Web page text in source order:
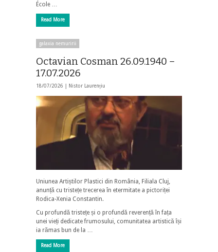
École …
Read More
galaxia nemuririi
Octavian Cosman 26.09.1940 –
17.07.2026
18/07/2026 | Nistor Laurențiu
Uniunea Artiștilor Plastici din România, Filiala Cluj,
anunță cu tristețe trecerea în etermitate a pictoriței
Rodica-Xenia Constantin.
Cu profundă tristețe și o profundă reverență în fața
unei vieți dedicate frumosului, comunitatea artistică își
ia rămas bun de la …
Read More